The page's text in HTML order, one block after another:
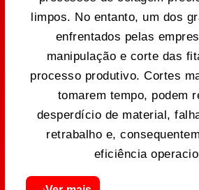
limpos. No entanto, um dos
enfrentados pelas
manipulação e corte das
processo produtivo. Cortes
tomarem tempo, podem
desperdício de material,
retrabalho e,
eficiência